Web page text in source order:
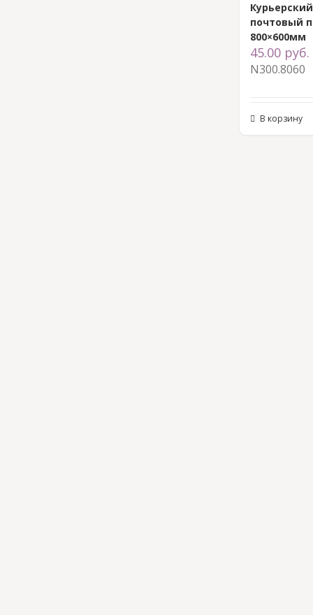
Курьерский
почтовый
800×600мм
45.00 руб.
N300.8060
В корзину